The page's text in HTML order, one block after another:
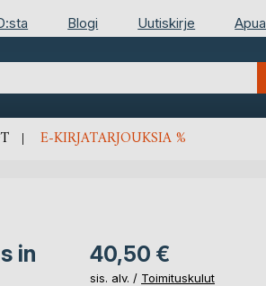
Blogi Uutiskirje Apua
E-KIRJATARJOUKSIA %
in 40,50 €
sis. alv. / Toimituskulut